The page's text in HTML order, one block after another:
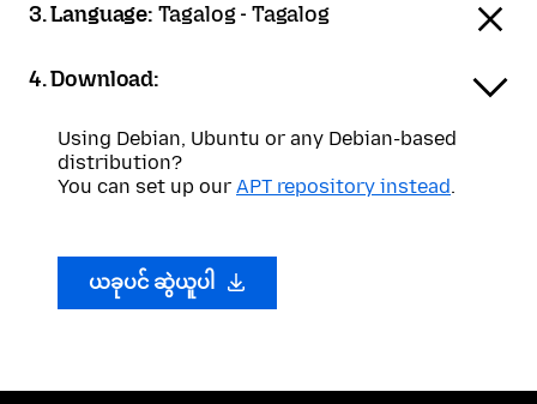
3. Language: Tagalog - Tagalog
4. Download:
Using Debian, Ubuntu or any Debian-based
distribution?
You can set up our APT repository instead.
ယခုပင် ဆွဲယူပါ